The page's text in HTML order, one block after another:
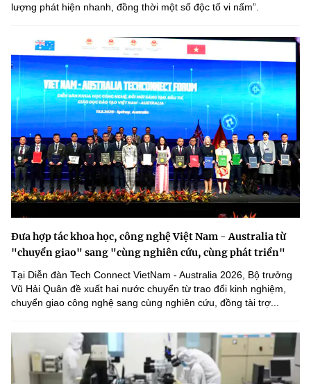
lượng phát hiện nhanh, đồng thời một số độc tố vi nấmˮ.
Đưa hợp tác khoa học, công nghệ Việt Nam - Australia từ
"chuyển giao" sang "cùng nghiên cứu, cùng phát triển"
Tại Diễn đàn Tech Connect VietNam - Australia 2026, Bộ trưởng
Vũ Hải Quân đề xuất hai nước chuyển từ trao đổi kinh nghiệm,
chuyển giao công nghệ sang cùng nghiên cứu, đồng tài trợ...